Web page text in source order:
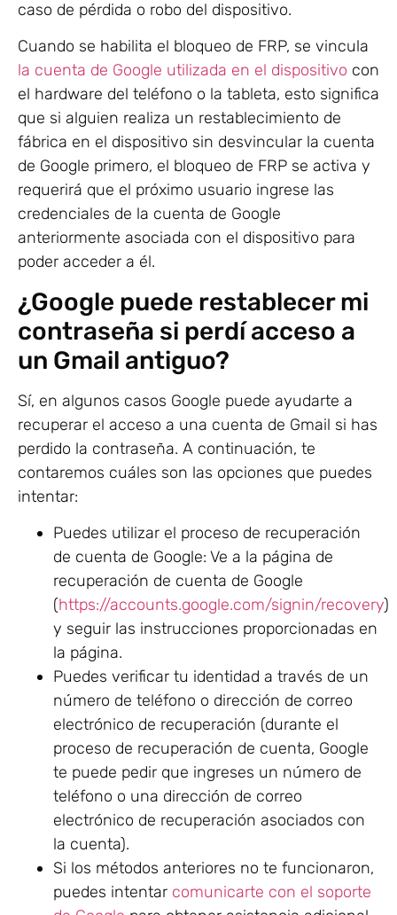
caso de pérdida o robo del dispositivo.
Cuando se habilita el bloqueo de FRP, se vincula
la cuenta de Google utilizada en el dispositivo con
el hardware del teléfono o la tableta, esto significa
que si alguien realiza un restablecimiento de
fábrica en el dispositivo sin desvincular la cuenta
de Google primero, el bloqueo de FRP se activa y
requerirá que el próximo usuario ingrese las
credenciales de la cuenta de Google
anteriormente asociada con el dispositivo para
poder acceder a él.
¿Google puede restablecer mi
contraseña si perdí acceso a
un Gmail antiguo?
Sí, en algunos casos Google puede ayudarte a
recuperar el acceso a una cuenta de Gmail si has
perdido la contraseña. A continuación, te
contaremos cuáles son las opciones que puedes
intentar:
Puedes utilizar el proceso de recuperación
de cuenta de Google: Ve a la página de
recuperación de cuenta de Google
(https://accounts.google.com/signin/recovery)
y seguir las instrucciones proporcionadas en
la página.
Puedes verificar tu identidad a través de un
número de teléfono o dirección de correo
electrónico de recuperación (durante el
proceso de recuperación de cuenta, Google
te puede pedir que ingreses un número de
teléfono o una dirección de correo
electrónico de recuperación asociados con
la cuenta).
Si los métodos anteriores no te funcionaron,
puedes intentar comunicarte con el soporte